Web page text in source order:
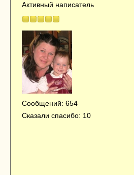
Активный написатель
Сообщений: 654
Сказали спасибо: 10